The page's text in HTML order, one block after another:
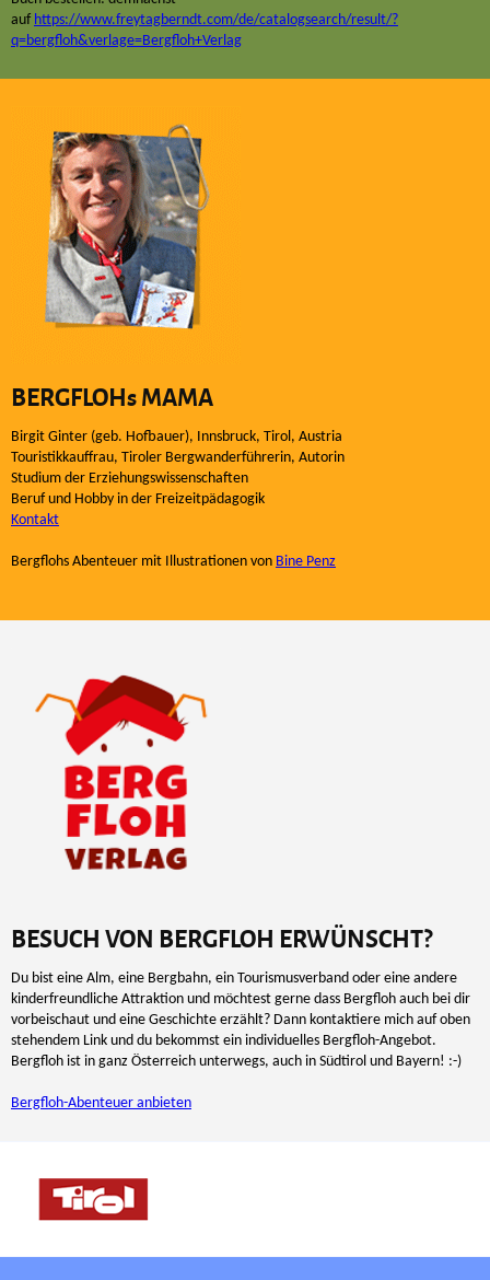
auf https://www.freytagberndt.com/de/catalogsearch/result/?
q=bergfloh&verlage=Bergfloh+Verlag
BERGFLOHs MAMA
Birgit Ginter (geb. Hofbauer), Innsbruck, Tirol, Austria
Touristikkauffrau, Tiroler Bergwanderführerin, Autorin
Studium der Erziehungswissenschaften
Beruf und Hobby in der Freizeitpädagogik
Kontakt
Bergflohs Abenteuer mit Illustrationen von Bine Penz
BESUCH VON BERGFLOH ERWÜNSCHT?
Du bist eine Alm, eine Bergbahn, ein Tourismusverband oder eine andere
kinderfreundliche Attraktion und möchtest gerne dass Bergfloh auch bei dir
vorbeischaut und eine Geschichte erzählt? Dann kontaktiere mich auf oben
stehendem Link und du bekommst ein individuelles Bergfloh-Angebot.
Bergfloh ist in ganz Österreich unterwegs, auch in Südtirol und Bayern! :-)
Bergfloh-Abenteuer anbieten